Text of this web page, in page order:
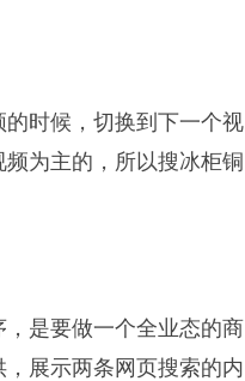
时候，切换到下一个视
为主的，所以搜冰柜铜
是要做一个全业态的商
展示两条网页搜索的内